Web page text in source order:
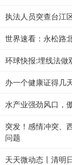
执法人员突查台江
世界速看：永松路
环球快报:埋线法做
办一个健康证得几
水产业强劲风口，
突发！感情冲突、
问题
天天微动态丨清明